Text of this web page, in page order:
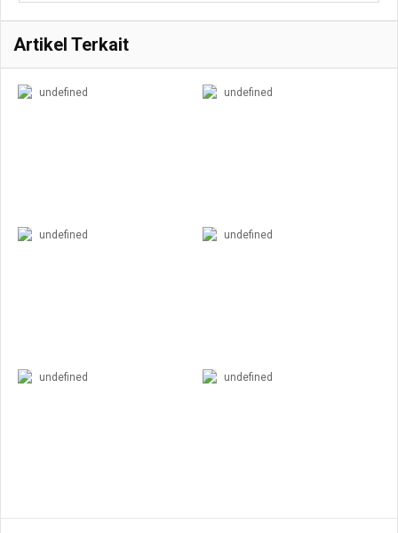
Artikel Terkait
undefined undefined
undefined undefined
undefined undefined